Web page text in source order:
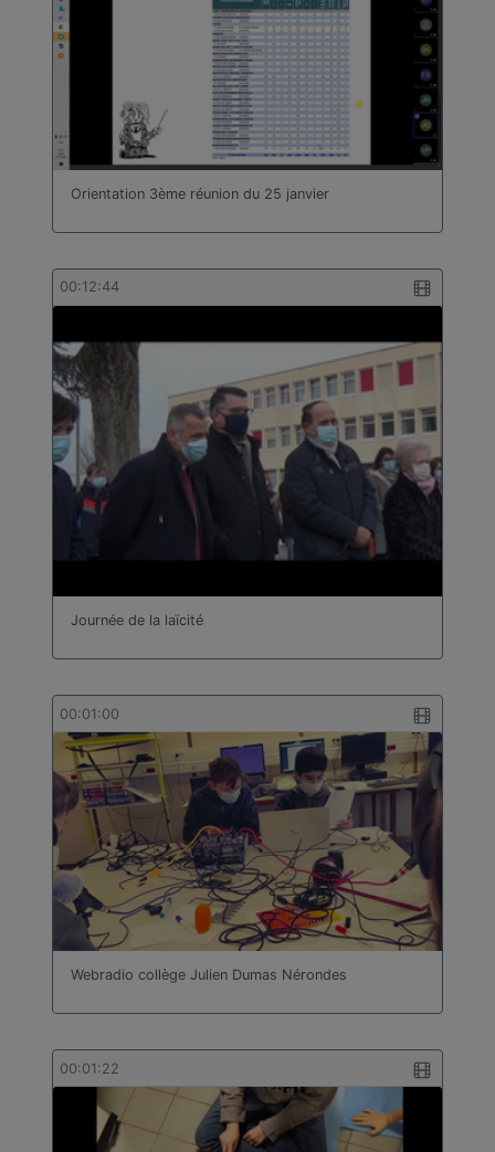
Orientation 3ème réunion du 25 janvier
00:12:44
Journée de la laïcité
00:01:00
Webradio collège Julien Dumas Nérondes
00:01:22